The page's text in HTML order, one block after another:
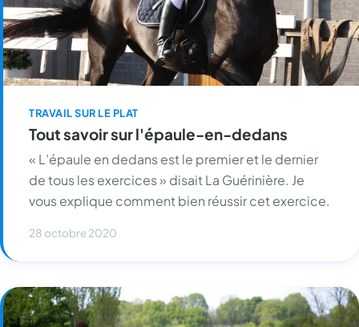
TRAVAIL SUR LE PLAT
Tout savoir sur l'épaule-en-dedans
« L’épaule en dedans est le premier et le dernier
de tous les exercices » disait La Guérinière. Je
vous explique comment bien réussir cet exercice.
28 octobre 2020